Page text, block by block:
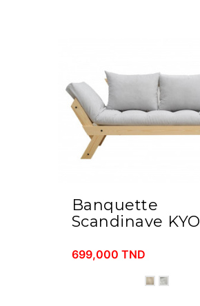
Banquette
Scandinave KYO
699,000 TND